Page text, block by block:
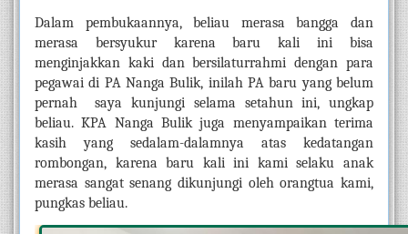
Dalam pembukaannya, beliau merasa bangga dan
merasa bersyukur karena baru kali ini bisa
menginjakkan kaki dan bersilaturrahmi dengan para
pegawai di PA Nanga Bulik, inilah PA baru yang belum
pernah  saya kunjungi selama setahun ini, ungkap
beliau. KPA Nanga Bulik juga menyampaikan terima
kasih yang sedalam-dalamnya atas kedatangan
rombongan, karena baru kali ini kami selaku anak
merasa sangat senang dikunjungi oleh orangtua kami,
pungkas beliau.